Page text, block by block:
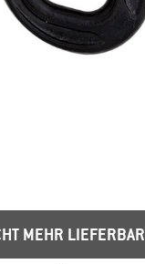
MEHR LIEFERBAR